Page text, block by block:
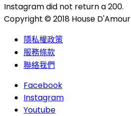
Instagram did not return a 200.
Copyright © 2018 House D'Amour
隱私權政策
服務條款
聯絡我們
Facebook
Instagram
Youtube